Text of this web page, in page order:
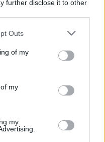
further disclose it to other
Outs
of my
my
my